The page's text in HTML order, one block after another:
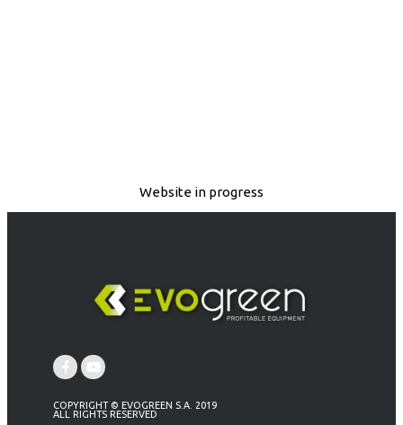
Website in progress
COPYRIGHT © EVOGREEN S.A. 2019
ALL RIGHTS RESERVED